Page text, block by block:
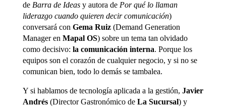
de Barra de Ideasy autora de Por qué lo llaman
liderazgo cuando quieren decir comunicación)
conversará con Gema Ruiz(Demand Generation
Manager en Mapal OS) sobre un tema tan olvidado
como decisivo: la comunicación interna. Porque los
equipos son el corazón de cualquier negocio, y si no se
comunican bien, todo lo demás se tambalea.
Y si hablamos de tecnología aplicada a la gestión, Javier
Andrés(Director Gastronómico de La Sucursal) y